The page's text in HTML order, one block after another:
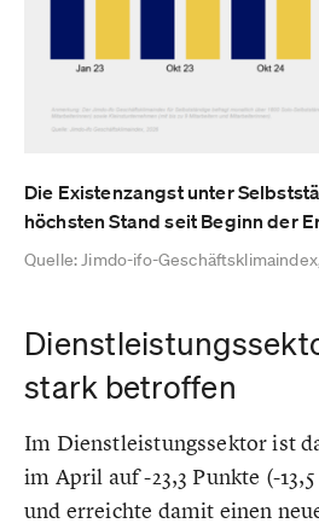
Die Existenzangst unter
höchsten Stand seit Beginn der
Quelle: Jimdo-ifo-
stark betroffen
Im Dienstleistungssektor ist
im April auf -23,3 Punkte (-
und erreichte damit einen